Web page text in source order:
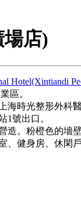
店)
Hotel(Xintiandi
區。
光整形外科
1號出口。
粉橙色的墻
健身房、休閑